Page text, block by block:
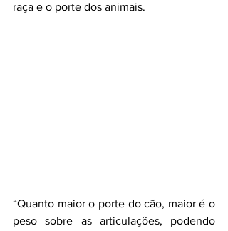
raça e o porte dos animais.
“Quanto maior o porte do cão, maior é o
peso sobre as articulações, podendo